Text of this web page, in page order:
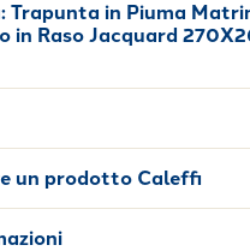
Trapunta in Piuma
in Raso Jacquard
un prodotto Caleffi